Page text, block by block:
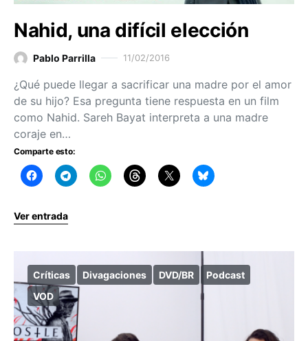
Nahid, una difícil elección
Pablo Parrilla 11/02/2016
¿Qué puede llegar a sacrificar una madre por el amor
de su hijo? Esa pregunta tiene respuesta en un film
como Nahid. Sareh Bayat interpreta a una madre
coraje en…
Comparte esto:
Ver entrada
Críticas Divagaciones DVD/BR
Podcast
VOD